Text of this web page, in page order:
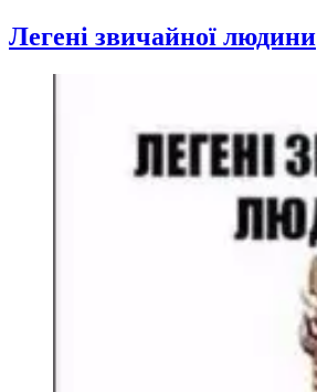
Легені звичайної людини